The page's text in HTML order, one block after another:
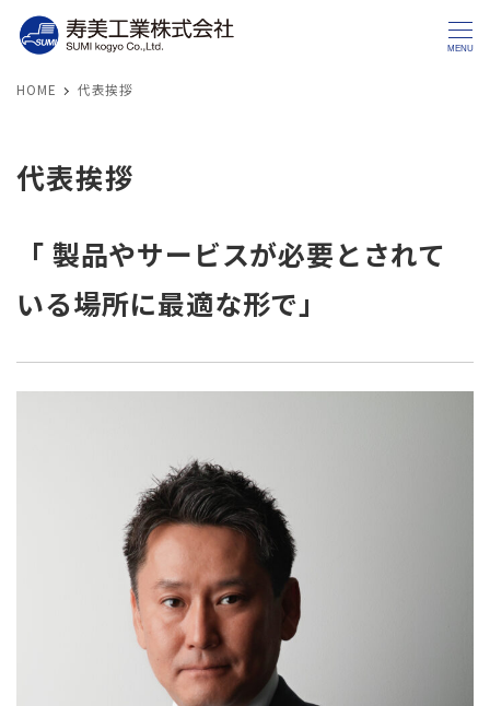
MENU
HOME 代表挨拶
代表挨拶
「 製品やサービスが必要とされて
いる場所に最適な形で」